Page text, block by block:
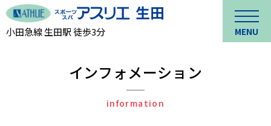
小田急線 生田駅 徒歩3分 MENU
インフォメーション
information